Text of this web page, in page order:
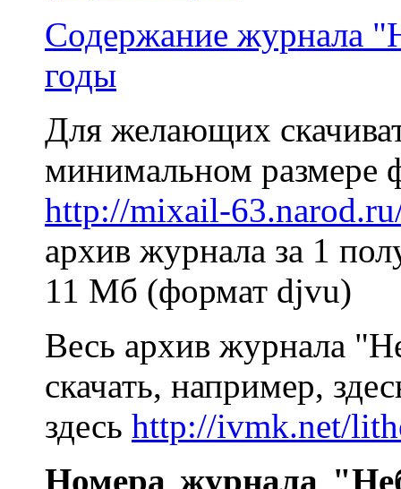
Содержание журнала
годы
Для желающих
минимальном размере
http://mixail-
архив журнала за 1
11 Мб (формат djvu)
Bесь архив журнала
скачать, например,
здесь http://ivmk.net/
Номера журнала